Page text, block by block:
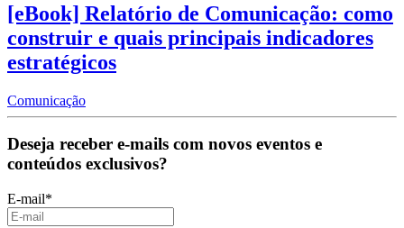
[eBook] Relatório de Comunicação: como
construir e quais principais indicadores
estratégicos
Comunicação
Deseja receber e-mails com novos eventos e
conteúdos exclusivos?
E-mail*